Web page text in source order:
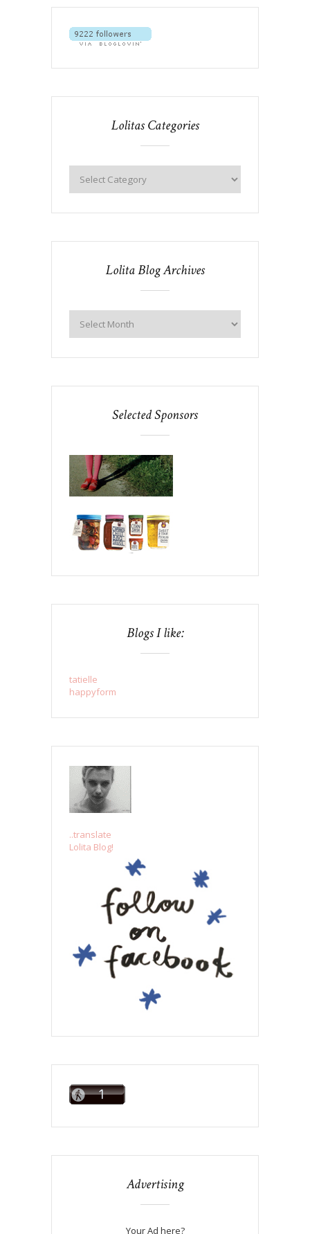
Lolitas Categories
Lolita Blog Archives
Selected Sponsors
Blogs I like:
tatielle
happyform
..translate
Lolita Blog!
Advertising
Your Ad here?